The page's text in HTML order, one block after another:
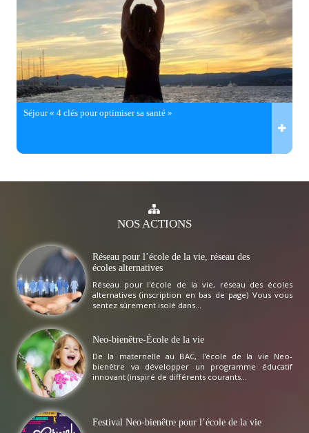
Séjour « 4 clés pour optimiser sa santé »
NOSACTIONS
Réseau pour l’école de la vie, réseau des
écoles alternatives
Réseau pour l'école de la vie, réseau des écoles
alternatives (inscription en bas de page) Vous vous
sentez sûrement isolé dans...
Neo-bienêtre-École de la vie
De la maternelle au BAC, l'école de la vie Neo-
bienêtre va développer un programme éducatif
innovant (inspiré de différents courants...
Festival Neo-bienêtre pour l’école de la vie